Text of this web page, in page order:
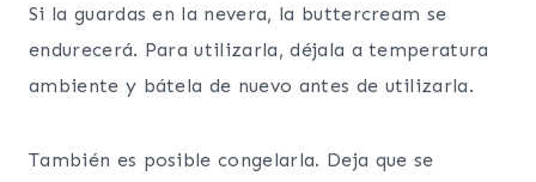
Si la guardas en la nevera, la buttercream se
endurecerá. Para utilizarla, déjala a temperatura
ambiente y bátela de nuevo antes de utilizarla.
También es posible congelarla. Deja que se